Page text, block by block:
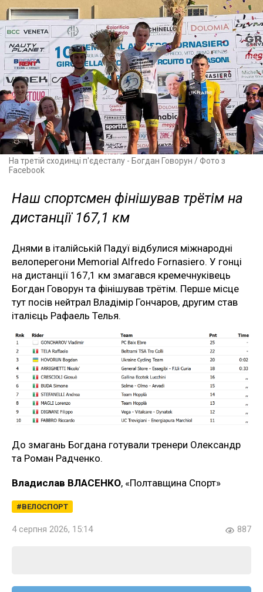
На третій сходинці п'єдесталу - Богдан Говорун / Фото з
Facebook
Наш спортсмен фінішував трётім на
дистанції 167,1 км
Днями в італійській Падуї відбулися міжнародні
велоперегони Memorial Alfredo Fornasiero. У гонці
на дистанції 167,1 км змагався кремечнуківець
Богдан Говорун та фінішував трётім. Перше місце
тут посів нейтрал Владімір Гончаров, другим став
італієць Рафаель Телья.
До змагань Богдана готували тренери Олександр
та Роман Радченко.
Владислав ВЛАСЕНКО, «Полтавщина Спорт»
ВЕЛОСПОРТ
4 серпня 2026, 15:14 887